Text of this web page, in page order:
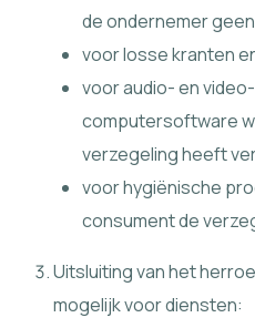
de ondernemer
voor losse kranten
voor audio- en
computersoftware
verzegeling heeft
voor hygiënische
consument de
Uitsluiting van het
mogelijk voor diensten: